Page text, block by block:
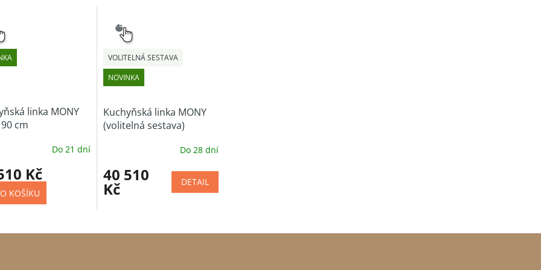
linka MONY
cm
Do 21 dní
Kč
KOŠÍKU
NOVINKA
VOLITELNÁ SESTAVA
VÝBĚR
Kuchyňská linka MONY
(volitelná sestava)
Do 28 dní
40 510
Kč DETAIL